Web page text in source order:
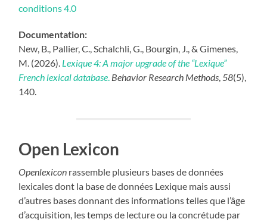
conditions 4.0
Documentation:
New, B., Pallier, C., Schalchli, G., Bourgin, J., & Gimenes,
M. (2026). Lexique 4: A major upgrade of the “Lexique”
French lexical database Behavior Research Methods 58(5),
140.
Open Lexicon
Openlexicon rassemble plusieurs bases de données
lexicales dont la base de données Lexique mais aussi
d’autres bases donnant des informations telles que l’âge
d’acquisition, les temps de lecture ou la concrétude par